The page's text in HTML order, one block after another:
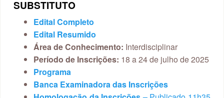
SUBSTITUTO
Edital Completo
Edital Resumido
Área de Conhecimento: Interdisciplinar
Período de Inscrições: 18 a 24 de julho de 2025
Programa
Banca Examinadora das Inscrições